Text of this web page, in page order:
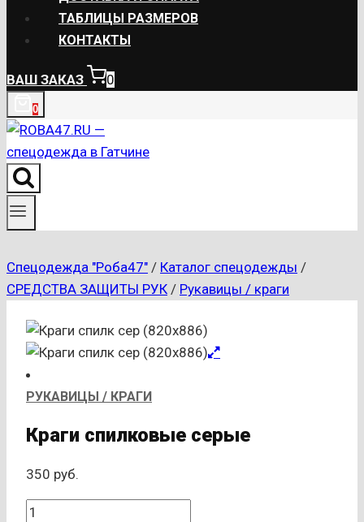
ТАБЛИЦЫ РАЗМЕРОВ
КОНТАКТЫ
ВАШ ЗАКАЗ 0
0
Спецодежда "Роба47" / Каталог спецодежды /
СРЕДСТВА ЗАЩИТЫ РУК / Рукавицы / краги
РУКАВИЦЫ / КРАГИ
Краги спилковые серые
350 руб.
Количество